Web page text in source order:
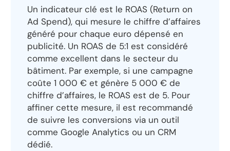
Un indicateur clé est le ROAS (Return on
Ad Spend), qui mesure le chiffre d’affaires
généré pour chaque euro dépensé en
publicité. Un ROAS de 5:1 est considéré
comme excellent dans le secteur du
bâtiment. Par exemple, si une campagne
coûte 1 000 € et génère 5 000 € de
chiffre d’affaires, le ROAS est de 5. Pour
affiner cette mesure, il est recommandé
de suivre les conversions via un outil
comme Google Analytics ou un CRM
dédié.